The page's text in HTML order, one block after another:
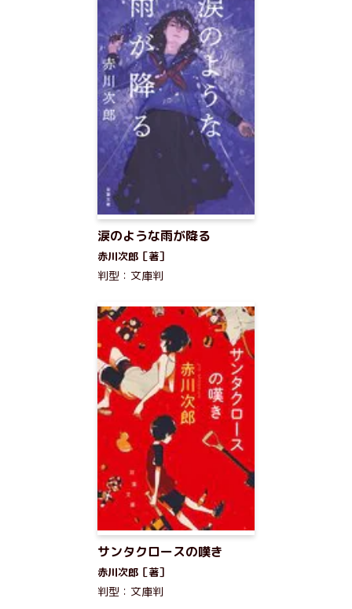
涙のような雨が降る
赤川次郎［著］
判型：文庫判
サンタクロースの嘆き
赤川次郎［著］
判型：文庫判